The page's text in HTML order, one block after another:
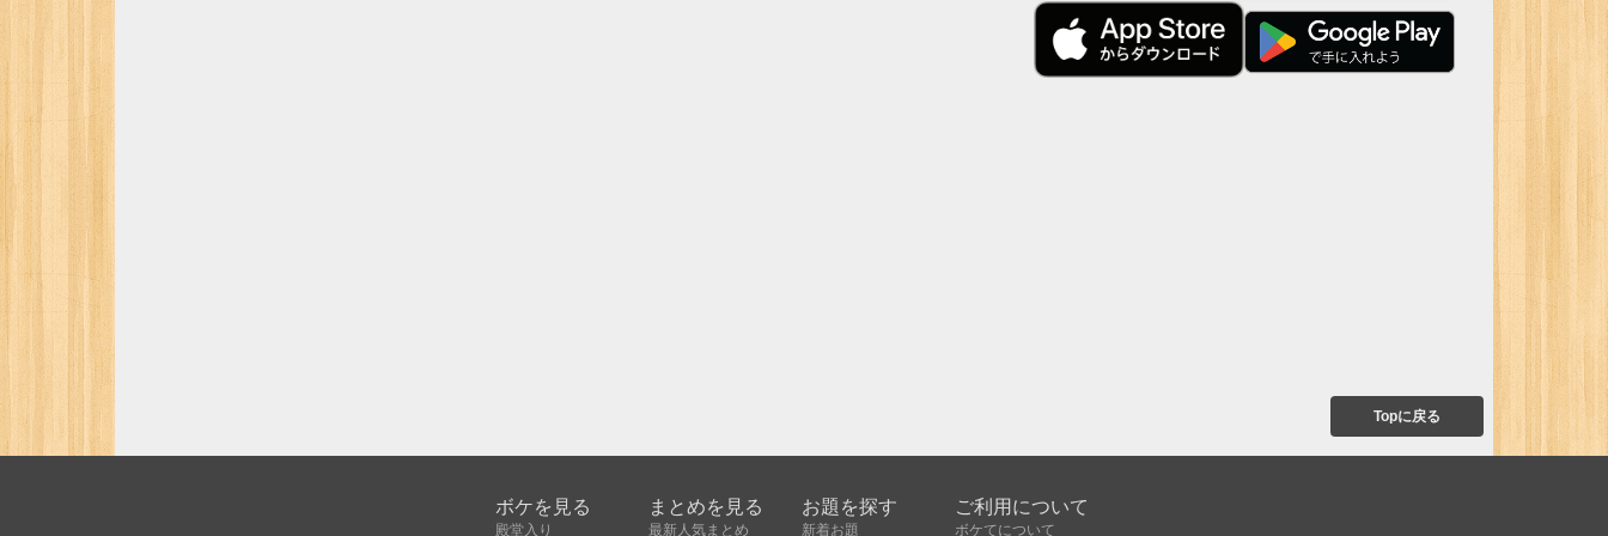
Topに戻る
ボケを見る
殿堂入り
まとめを見る
最新人気まとめ
お題を探す
新着お題
ご利用について
ボケてについて